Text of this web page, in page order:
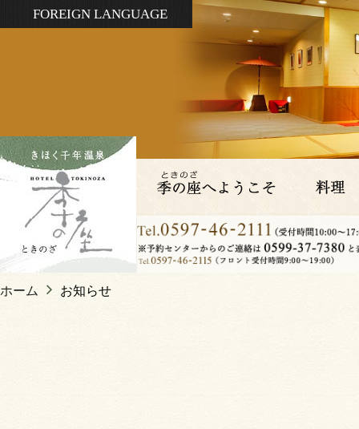
FOREIGN LANGUAGE
ホーム お知らせ